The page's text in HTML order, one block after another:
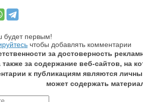
будет первым!
чтобы добавлять комментарии
за достоверность
также за содержание веб-сайтов, на
к публикациям являются
может содержать